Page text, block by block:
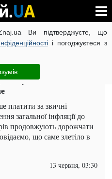
Ви підтверджуєте, що
і погоджуєтеся з
КОРОНАВІРУС В УКРАЇНІ
ЧИТАТЬ НА РУССКОМ
здивували: що
платити за звичні
загальної інфляції до
продовжують дорожчати
що саме злетіло в
13 червня, 03:30